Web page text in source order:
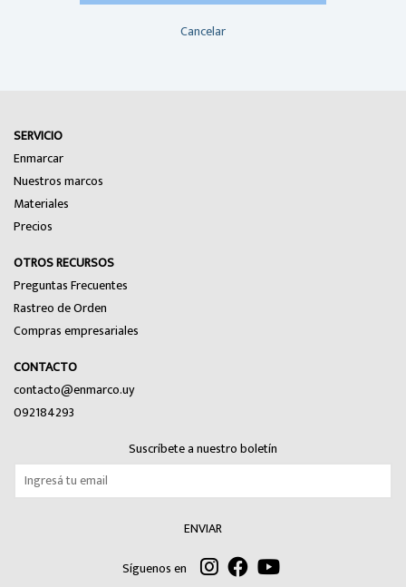
Cancelar
SERVICIO
Enmarcar
Nuestros marcos
Materiales
Precios
OTROS RECURSOS
Preguntas Frecuentes
Rastreo de Orden
Compras empresariales
CONTACTO
contacto@enmarco.uy
092184293
Suscríbete a nuestro boletín
ENVIAR
Síguenos en